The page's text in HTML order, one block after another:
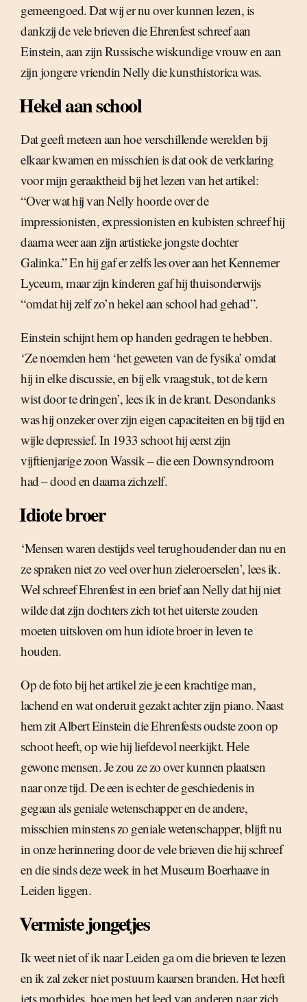
gemeengoed. Dat wij er nu over kunnen lezen, is
dankzij de vele brieven die Ehrenfest schreef aan
Einstein, aan zijn Russische wiskundige vrouw en aan
zijn jongere vriendin Nelly die kunsthistorica was.
Hekel aan school
Dat geeft meteen aan hoe verschillende werelden bij
elkaar kwamen en misschien is dat ook de verklaring
voor mijn geraaktheid bij het lezen van het artikel:
“Over wat hij van Nelly hoorde over de
impressionisten, expressionisten en kubisten schreef hij
daarna weer aan zijn artistieke jongste dochter
Galinka.” En hij gaf er zelfs les over aan het Kennemer
Lyceum, maar zijn kinderen gaf hij thuisonderwijs
“omdat hij zelf zo’n hekel aan school had gehad”.
Einstein schijnt hem op handen gedragen te hebben.
‘Ze noemden hem ‘het geweten van de fysika’ omdat
hij in elke discussie, en bij elk vraagstuk, tot de kern
wist door te dringen’, lees ik in de krant. Desondanks
was hij onzeker over zijn eigen capaciteiten en bij tijd en
wijle depressief. In 1933 schoot hij eerst zijn
vijftienjarige zoon Wassik – die een Downsyndroom
had – dood en daarna zichzelf.
Idiote broer
‘Mensen waren destijds veel terughoudender dan nu en
ze spraken niet zo veel over hun zieleroerselen’, lees ik.
Wel schreef Ehrenfest in een brief aan Nelly dat hij niet
wilde dat zijn dochters zich tot het uiterste zouden
moeten uitsloven om hun idiote broer in leven te
houden.
Op de foto bij het artikel zie je een krachtige man,
lachend en wat onderuit gezakt achter zijn piano. Naast
hem zit Albert Einstein die Ehrenfests oudste zoon op
schoot heeft, op wie hij liefdevol neerkijkt. Hele
gewone mensen. Je zou ze zo over kunnen plaatsen
naar onze tijd. De een is echter de geschiedenis in
gegaan als geniale wetenschapper en de andere,
misschien minstens zo geniale wetenschapper, blijft nu
in onze herinnering door de vele brieven die hij schreef
en die sinds deze week in het Museum Boerhaave in
Leiden liggen.
Vermiste jongetjes
Ik weet niet of ik naar Leiden ga om die brieven te lezen
en ik zal zeker niet postuum kaarsen branden. Het heeft
iets morbides, hoe men het leed van anderen naar zich